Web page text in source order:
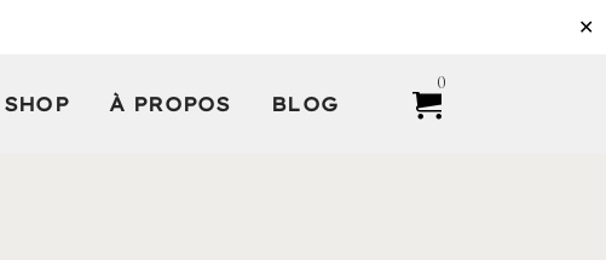
✕
SHOP À PROPOS BLOG
0